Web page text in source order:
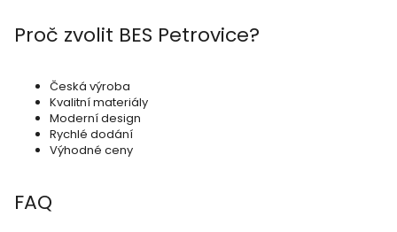
í
Proč zvolit BES Petrovice?
Česká výroba
Kvalitní materiály
Moderní design
Rychlé dodání
Výhodné ceny
FAQ